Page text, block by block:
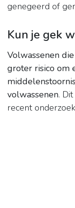
genegeerd of
Kun je gek
Volwassenen
groter risico om
volwassenen.
recent